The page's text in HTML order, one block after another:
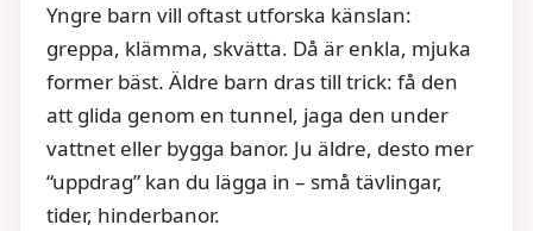
Yngre barn vill oftast utforska känslan:
greppa, klämma, skvätta. Då är enkla, mjuka
former bäst. Äldre barn dras till trick: få den
att glida genom en tunnel, jaga den under
vattnet eller bygga banor. Ju äldre, desto mer
“uppdrag” kan du lägga in – små tävlingar,
tider, hinderbanor.